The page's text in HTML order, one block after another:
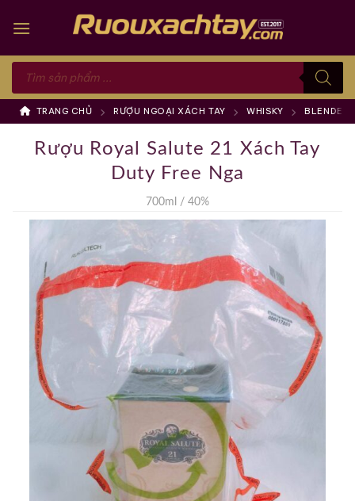
Tìm
kiếm
phẩm
TRANG CHỦ RƯỢU NGOẠI XÁCH TAY WHISKY BLENDED
Rượu Royal Salute 21 Xách Tay
Duty Free Nga
700ml / 40%